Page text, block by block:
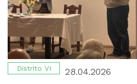
Distrito VI 28.04.2026